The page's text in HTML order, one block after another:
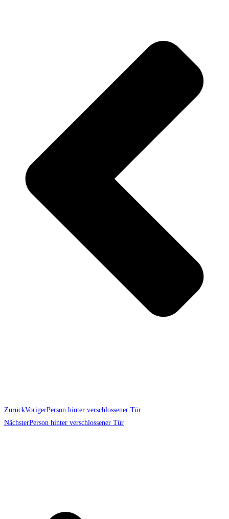
ZurückVorigerPerson hinter verschlossener Tür
NächsterPerson hinter verschlossener Tür